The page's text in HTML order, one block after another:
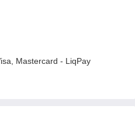
Mastercard - LiqPay